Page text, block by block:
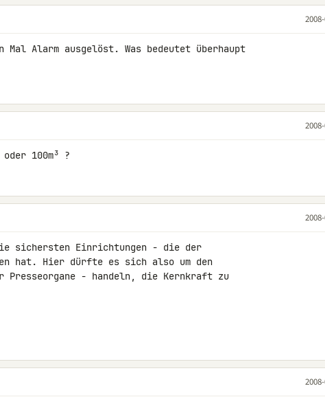
Mal Alarm ausgelöst. Was bedeutet überhaupt
100m³ ?
sichersten Einrichtungen - die der
hat. Hier dürfte es sich also um den
Presseorgane - handeln, die Kernkraft zu